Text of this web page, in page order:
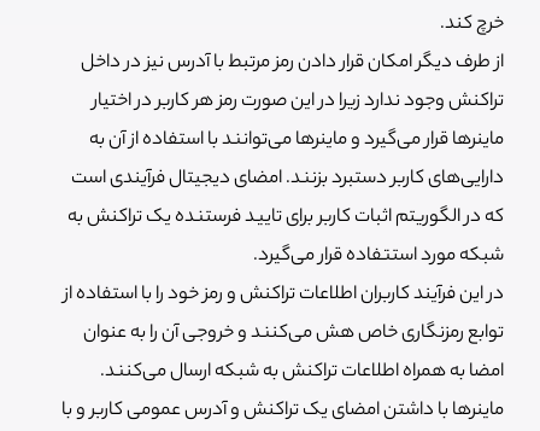
خرچ کند.
از طرف دیگر امکان قرار دادن رمز مرتبط با آدرس نیز در داخل
تراکنش وجود ندارد زیرا در این صورت رمز هر کاربر در اختیار
ماینرها قرار می‌گیرد و ماینرها می‌توانند با استفاده از آن به
دارایی‌های کاربر دستبرد بزنند. امضای دیجیتال فرآیندی است
که در الگوریتم اثبات کاربر برای تایید فرستنده یک تراکنش به
شبکه مورد استتفاده قرار می‌گیرد.
در این فرآیند کاربران اطلاعات تراکنش و رمز خود را با استفاده از
توابع رمزنگاری خاص هش می‌کنند و خروجی آن را به عنوان
امضا به همراه اطلاعات تراکنش به شبکه ارسال می‌کنند.
ماینرها با داشتن امضای یک تراکنش و آدرس عمومی کاربر و با